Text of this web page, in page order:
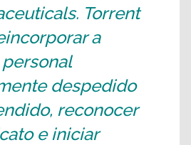
Torrent
a
despedido
reconocer
e iniciar